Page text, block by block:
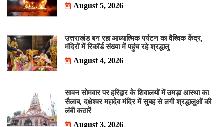
August 5, 2026
उत्तराखंड बन रहा आध्यात्मिक पर्यटन का वैश्विक केंद्र,
मंदिरों में रिकॉर्ड संख्या में पहुंच रहे श्रद्धालु
August 4, 2026
सावन सोमवार पर हरिद्वार के शिवालयों में उमड़ा आस्था का
सैलाब, दक्षेश्वर महादेव मंदिर में सुबह से लगी श्रद्धालुओं की
लंबी कतारें
August 3, 2026